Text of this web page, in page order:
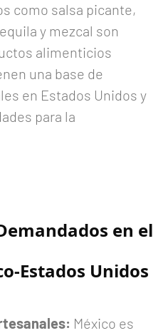
como salsa picante,
y mezcal son
alimenticios
una base de
en Estados Unidos y
para la
en el
Estados Unidos
México es